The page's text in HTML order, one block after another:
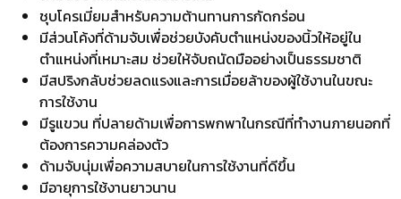
ชุบโครเมี่ยมสำหรับความต้านทานการกัดกร่อน
มีส่วนโค้งที่ด้ามจับเพื่อช่วยบังคับตำแหน่งของนิ้วให้อยู่ใน
ตำแหน่งที่เหมาะสม ช่วยให้จับถนัดมืออย่างเป็นธรรมชาติ
มีสปริงกลับช่วยลดแรงและการเมื่อยล้าของผู้ใช้งานในขณะ
การใช้งาน
มีรูแขวน ที่ปลายด้ามเพื่อการพกพาในกรณีที่ทำงานภายนอกที่
ต้องการความคล่องตัว
ด้ามจับนุ่มเพื่อความสบายในการใช้งานที่ดีขึ้น
มีอายุการใช้งานยาวนาน